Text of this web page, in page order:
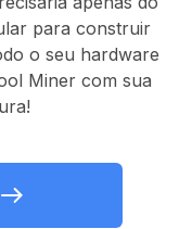
para construir
o seu hardware
Miner com sua